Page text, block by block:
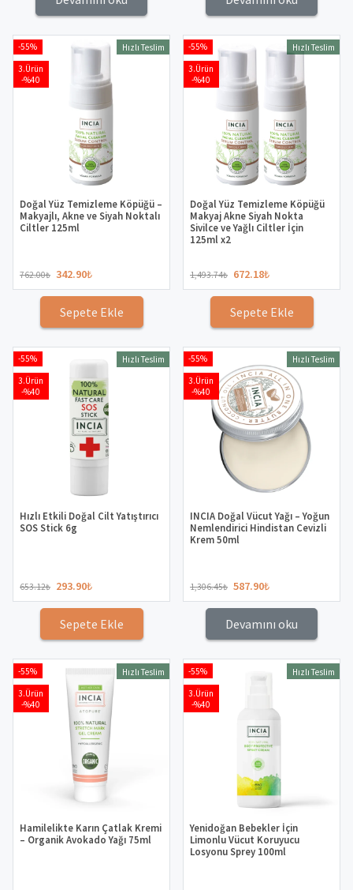
-55%
3.Ürün
-%40
Hızlı Teslim
Doğal Yüz Temizleme Köpüğü –
Makyajlı, Akne ve Siyah Noktalı
Ciltler 125ml
762.00₺ 342.90₺
Sepete Ekle
-55%
3.Ürün
-%40
Hızlı Teslim
Doğal Yüz Temizleme Köpüğü
Makyaj Akne Siyah Nokta
Sivilce ve Yağlı Ciltler İçin
125ml x2
1,493.74₺ 672.18₺
Sepete Ekle
-55%
3.Ürün
-%40
Hızlı Teslim
Hızlı Etkili Doğal Cilt Yatıştırıcı
SOS Stick 6g
653.12₺ 293.90₺
Sepete Ekle
-55%
3.Ürün
-%40
Hızlı Teslim
INCIA Doğal Vücut Yağı – Yoğun
Nemlendirici Hindistan Cevizli
Krem 50ml
1,306.45₺ 587.90₺
Devamını oku
-55%
3.Ürün
-%40
Hızlı Teslim
Hamilelikte Karın Çatlak Kremi
– Organik Avokado Yağı 75ml
-55%
3.Ürün
-%40
Hızlı Teslim
Yenidoğan Bebekler İçin
Limonlu Vücut Koruyucu
Losyonu Sprey 100ml